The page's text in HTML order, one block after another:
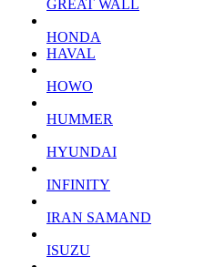
GREAT WALL
HONDA
HAVAL
HOWO
HUMMER
HYUNDAI
INFINITY
IRAN SAMAND
ISUZU